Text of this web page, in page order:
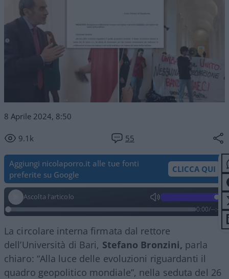
8 Aprile 2024, 8:50
9.1k 55
Aggiungi nicolaporro.it alle tue fonti
preferite su Google
CLICCA QUI
Ascolta l'articolo
0:00/--:--
La circolare interna firmata dal rettore
dell’Università di Bari, Stefano Bronzini, parla
chiaro: “Alla luce delle evoluzioni riguardanti il
quadro geopolitico mondiale”, nella seduta del 26